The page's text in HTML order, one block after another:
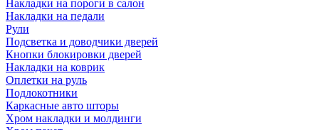
Накладки на пороги в салон
Накладки на педали
Рули
Подсветка и доводчики дверей
Кнопки блокировки дверей
Накладки на коврик
Оплетки на руль
Подлокотники
Каркасные авто шторы
Хром накладки и молдинги